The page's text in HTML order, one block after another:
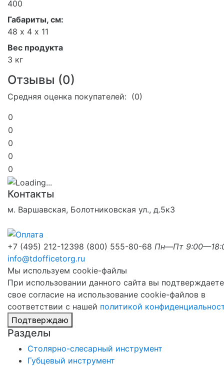
400
Габариты, см:
48 х 4 х 11
Вес продукта
3 кг
Отзывы (0)
Средняя оценка покупателей: (0)
0
0
0
0
0
Контакты
м. Варшавская, Болотниковская ул., д.5к3
+7 (495) 212-12398 (800) 555-80-68 Пн—Пт
info@tdofficetorg.ru
Мы используем cookie-файлы
При использовании данного сайта вы подтверждаете
свое согласие на использование cookie-файлов в
соответствии с нашей политикой
Подтверждаю
Разделы
Столярно-слесарный инструмент
Губцевый инструмент